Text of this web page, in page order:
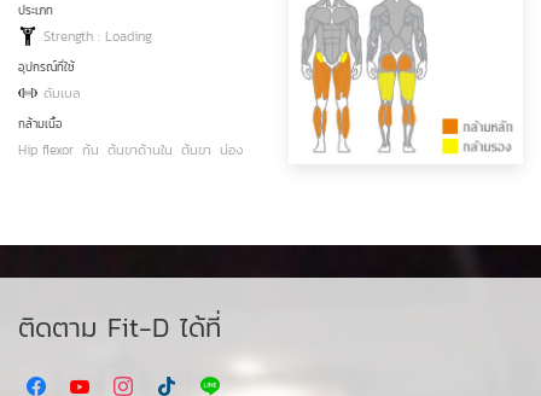
ประเภท
Strength : Loading
อุปกรณ์ที่ใช้
ดัมเบล
กล้ามเนื้อ
Hip flexor ก้น ต้นขาด้านใน ต้นขา น่อง
ติดตาม Fit-D ได้ที่